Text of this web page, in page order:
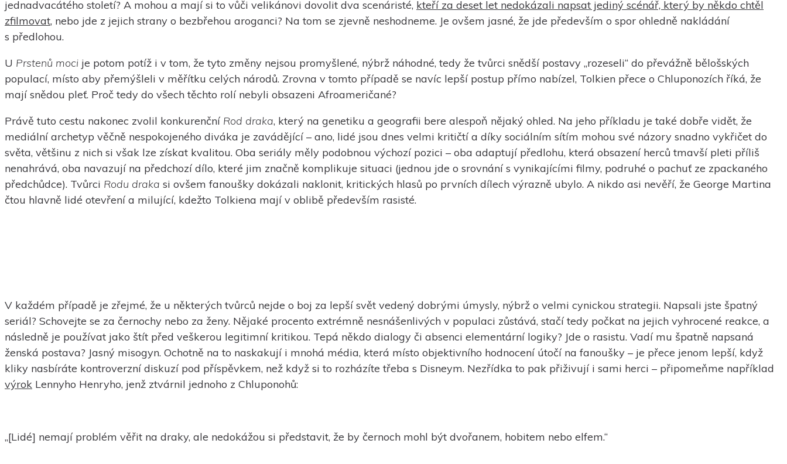
jednadvacátého století? A mohou a mají si to vůči velikánovi dovolit dva scenáristé, kteří za deset let nedokázali napsat jediný scénář, který by někdo chtěl
zfilmovat, nebo jde z jejich strany o bezbřehou aroganci? Na tom se zjevně neshodneme. Je ovšem jasné, že jde především o spor ohledně nakládání
s předlohou.
U Prstenů moci je potom potíž i v tom, že tyto změny nejsou promyšlené, nýbrž náhodné, tedy že tvůrci snědší postavy „rozeseli“ do převážně bělošských
populací, místo aby přemýšleli v měřítku celých národů. Zrovna v tomto případě se navíc lepší postup přímo nabízel, Tolkien přece o Chluponozích říká, že
mají snědou pleť. Proč tedy do všech těchto rolí nebyli obsazeni Afroameričané?
Právě tuto cestu nakonec zvolil konkurenční Rod draka, který na genetiku a geografii bere alespoň nějaký ohled. Na jeho příkladu je také dobře vidět, že
mediální archetyp věčně nespokojeného diváka je zavádějící – ano, lidé jsou dnes velmi kritičtí a díky sociálním sítím mohou své názory snadno vykřičet do
světa, většinu z nich si však lze získat kvalitou. Oba seriály měly podobnou výchozí pozici – oba adaptují předlohu, která obsazení herců tmavší pleti příliš
nenahrává, oba navazují na předchozí dílo, které jim značně komplikuje situaci (jednou jde o srovnání s vynikajícími filmy, podruhé o pachuť ze zpackaného
předchůdce). Tvůrci Rodu draka si ovšem fanoušky dokázali naklonit, kritických hlasů po prvních dílech výrazně ubylo. A nikdo asi nevěří, že George Martina
čtou hlavně lidé otevření a milující, kdežto Tolkiena mají v oblibě především rasisté.
V každém případě je zřejmé, že u některých tvůrců nejde o boj za lepší svět vedený dobrými úmysly, nýbrž o velmi cynickou strategii. Napsali jste špatný
seriál? Schovejte se za černochy nebo za ženy. Nějaké procento extrémně nesnášenlivých v populaci zůstává, stačí tedy počkat na jejich vyhrocené reakce, a
následně je používat jako štít před veškerou legitimní kritikou. Tepá někdo dialogy či absenci elementární logiky? Jde o rasistu. Vadí mu špatně napsaná
ženská postava? Jasný misogyn. Ochotně na to naskakují i mnohá média, která místo objektivního hodnocení útočí na fanoušky – je přece jenom lepší, když
kliky nasbíráte kontroverzní diskuzí pod příspěvkem, než když si to rozházíte třeba s Disneym. Nezřídka to pak přiživují i sami herci – připomeňme například
výrok Lennyho Henryho, jenž ztvárnil jednoho z Chluponohů:
„[Lidé] nemají problém věřit na draky, ale nedokážou si představit, že by černoch mohl být dvořanem, hobitem nebo elfem.“